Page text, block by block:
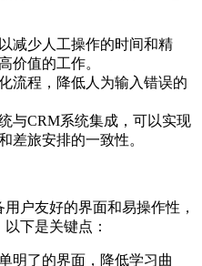
减少人工操作的时间和精
价值的工作。
流程，降低人为输入错误的
与CRM系统集成，可以实现
差旅安排的一致性。
户友好的界面和易操作性，
下是关键点：
明了的界面，降低学习曲